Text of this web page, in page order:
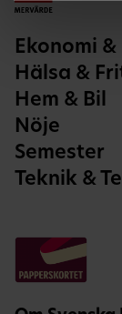
Ekonomi
Hälsa &
Hem & Bil
Nöje
Semester
Teknik &